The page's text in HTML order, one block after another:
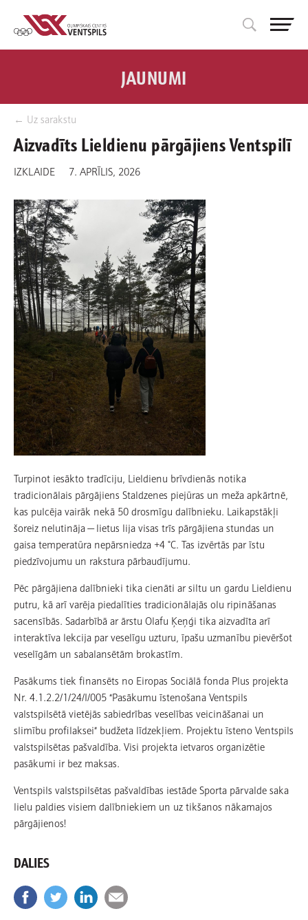
← Uz sarakstu
JAUNUMI
Aizvadīts Lieldienu pārgājiens Ventspilī
IZKLAIDE 7. APRĪLIS, 2026
Turpinot iesākto tradīciju, Lieldienu brīvdienās notika
tradicionālais pārgājiens Staldzenes piejūras un meža apkārtnē,
kas pulcēja vairāk nekā 50 drosmīgu dalībnieku. Laikapstākļi
šoreiz nelutināja — lietus lija visas trīs pārgājiena stundas un
gaisa temperatūra nepārsniedza +4 °C. Tas izvērtās par īstu
piedzīvojumu un rakstura pārbaudījumu.
Pēc pārgājiena dalībnieki tika cienāti ar siltu un gardu Lieldienu
putru, kā arī varēja piedalīties tradicionālajās olu ripināšanas
sacensībās. Sadarbībā ar ārstu Olafu Ķeņģi tika aizvadīta arī
interaktīva lekcija par veselīgu uzturu, īpašu uzmanību pievēršot
veselīgām un sabalansētām brokastīm.
Pasākums tiek finansēts no Eiropas Sociālā fonda Plus projekta
Nr. 4.1.2.2/1/24/I/005 “Pasākumu īstenošana Ventspils
valstspilsētā vietējās sabiedrības veselības veicināšanai un
slimību profilaksei” budžeta līdzekļiem. Projektu īsteno Ventspils
valstspilsētas pašvaldība. Visi projekta ietvaros organizētie
pasākumi ir bez maksas.
Ventspils valstspilsētas pašvaldības iestāde Sporta pārvalde saka
lielu paldies visiem dalībniekiem un uz tikšanos nākamajos
pārgājienos!
DALIES